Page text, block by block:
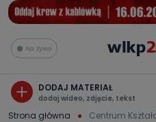
Na żywo
DODAJ MATERIAŁ
dodaj wideo, zdjęcie, tekst
Strona główna
Centrum